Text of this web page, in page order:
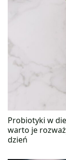
Probiotyki w
warto je
dzień